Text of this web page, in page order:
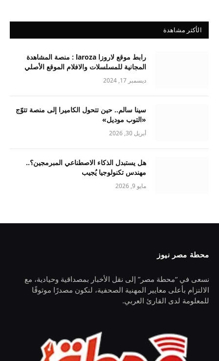
الأكثر مشاهدة
رابط موقع لاروزا laroza : منصة المشاهدة
المجانية للمسلسلات والافلام الموقع الأصلي
ديسمبر 17, 2024
سينا سالم.. حين تتحول الكاميرا إلى منصة تتوّج
«التوب موديل»
أبريل 30, 2026
هل يستبدل الذكاء الاصطناعي المبرمجين؟..
مهندس تكنولوجيا يُجيب
مايو 9, 2026
محطة مصر نيوز
نسعى في “محطة مصر” إلى نقل الأخبار بمصداقية وحيادية، مع
الالتزام بأعلى معايير المهنية الصحفية، لنكون مصدرًا موثوقًا
للمعلومة لدى القارئ العربي.